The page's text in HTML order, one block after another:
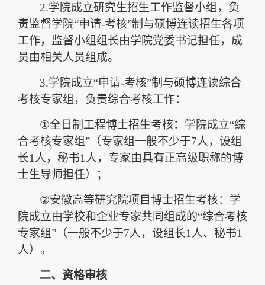
2.学院成立研究生招生工作监督小组，负
责监督学院“申请-考核”制与硕博连读招生各项
工作，监督小组组长由学院党委书记担任，成
员由相关人员组成。
3.学院成立“申请-考核”制与硕博连读综合
考核专家组，负责综合考核工作：
①全日制工程博士招生考核：学院成立“综
合考核专家组” （专家组一般不少于7人，设组
长1 人，秘书1 人，专家由具有正高级职称的博
士生导师担任）；
②安徽高等研究院项目博士招生考核：学
院成立由学校和企业专家共同组成的“综合考核
专家组” （一般不少于7人，设组长1 人、秘书1
人）。
二、资格审核